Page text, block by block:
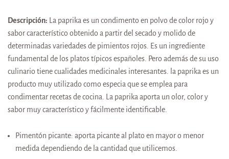
Descripción: La paprika es un condimento en polvo de color rojo y
sabor característico obtenido a partir del secado y molido de
determinadas variedades de pimientos rojos. Es un ingrediente
fundamental de los platos típicos españoles. Pero además de su uso
culinario tiene cualidades medicinales interesantes. la paprika es un
producto muy utilizado como especia que se emplea para
condimentar recetas de cocina. La paprika aporta un olor, color y
sabor muy característico y fácilmente identificable.
Pimentón picante: aporta picante al plato en mayor o menor
medida dependiendo de la cantidad que utilicemos.